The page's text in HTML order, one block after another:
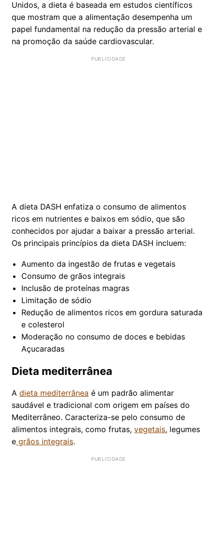
Unidos, a dieta é baseada em estudos científicos
que mostram que a alimentação desempenha um
papel fundamental na redução da pressão arterial e
na promoção da saúde cardiovascular.
A dieta DASH enfatiza o consumo de alimentos
ricos em nutrientes e baixos em sódio, que são
conhecidos por ajudar a baixar a pressão arterial.
Os principais princípios da dieta DASH incluem:
Aumento da ingestão de frutas e vegetais
Consumo de grãos integrais
Inclusão de proteínas magras
Limitação de sódio
Redução de alimentos ricos em gordura saturada
e colesterol
Moderação no consumo de doces e bebidas
Açucaradas
Dieta mediterrânea
A dieta mediterrânea é um padrão alimentar
saudável e tradicional com origem em países do
Mediterrâneo. Caracteriza-se pelo consumo de
alimentos integrais, como frutas, vegetais, legumes
e grãos integrais.